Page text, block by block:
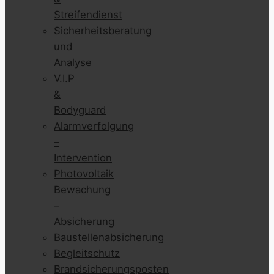
Streifendienst
Sicherheitsberatung
und
Analyse
V.I.P
&
Bodyguard
Alarmverfolgung
–
Intervention
Photovoltaik
Bewachung
–
Absicherung
Baustellenabsicherung
Begleitschutz
Brandsicherungsposten